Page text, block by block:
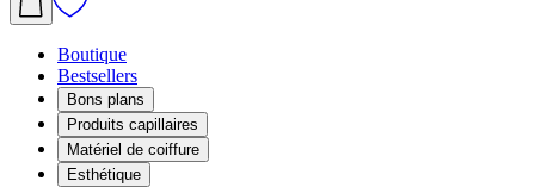
Boutique
Bestsellers
Bons plans
Produits capillaires
Matériel de coiffure
Esthétique